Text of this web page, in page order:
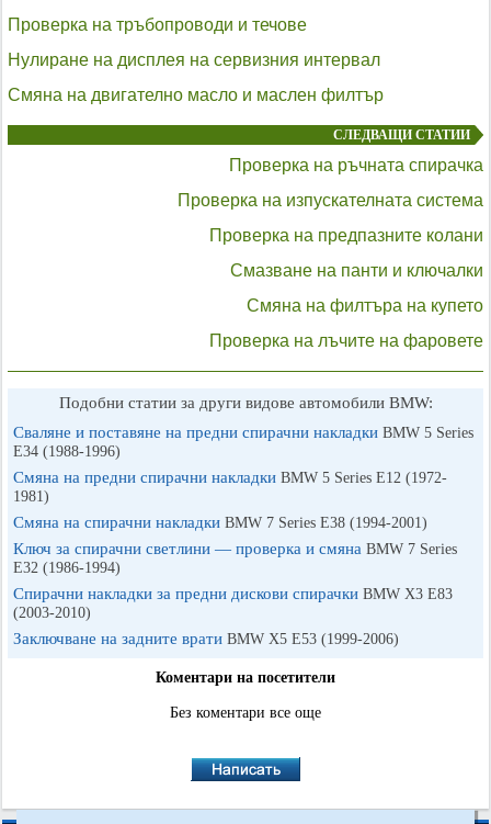
Проверка на тръбопроводи и течове
Нулиране на дисплея на сервизния интервал
Смяна на двигателно масло и маслен филтър
СЛЕДВАЩИ СТАТИИ
Проверка на ръчната спирачка
Проверка на изпускателната система
Проверка на предпазните колани
Смазване на панти и ключалки
Смяна на филтъра на купето
Проверка на лъчите на фаровете
Подобни статии за други видове автомобили BMW:
Сваляне и поставяне на предни спирачни накладки BMW 5 Series
E34 (1988-1996)
Смяна на предни спирачни накладки BMW 5 Series E12 (1972-
1981)
Смяна на спирачни накладки BMW 7 Series E38 (1994-2001)
Ключ за спирачни светлини — проверка и смяна BMW 7 Series
E32 (1986-1994)
Спирачни накладки за предни дискови спирачки BMW X3 Е83
(2003-2010)
Заключване на задните врати BMW X5 E53 (1999-2006)
Коментари на посетители
Без коментари все още